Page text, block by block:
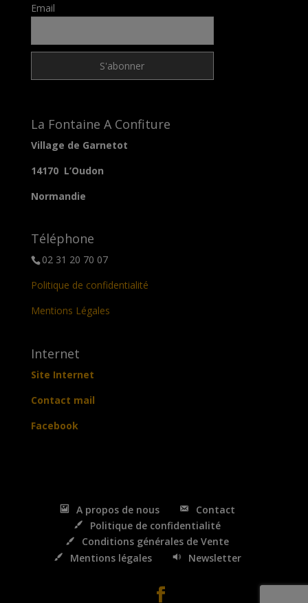
Email
La Fontaine A Confiture
Village de Garnetot
14170 L’Oudon
Normandie
Téléphone
02 31 20 70 07
Politique de confidentialité
Mentions Légales
Internet
Site Internet
Contact mail
Facebook
A propos de nous
Contact
Politique de confidentialité
Conditions générales de Vente
Mentions légales
Newsletter